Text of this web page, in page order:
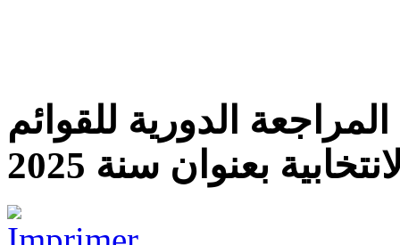
الدورية للقوائم
بعنوان سنة 2025